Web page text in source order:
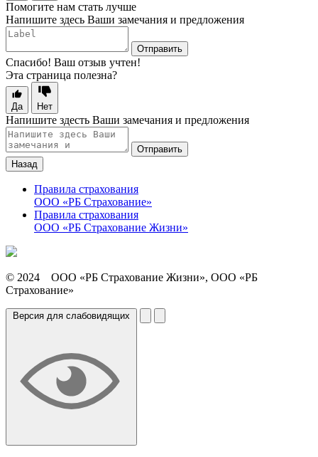
Помогите нам стать лучше
Напишите здесь Ваши замечания и предложения
Отправить
Спасибо! Ваш отзыв учтен!
Эта страница полезна?
Да Нет
Напишите здесть Ваши замечания и предложения
Отправить
Назад
Правила страхования
ООО «РБ Страхование»
Правила страхования
ООО «РБ Страхование Жизни»
© 2024 ООО «РБ Страхование Жизни», ООО «РБ
Страхование»
Версия для слабовидящих